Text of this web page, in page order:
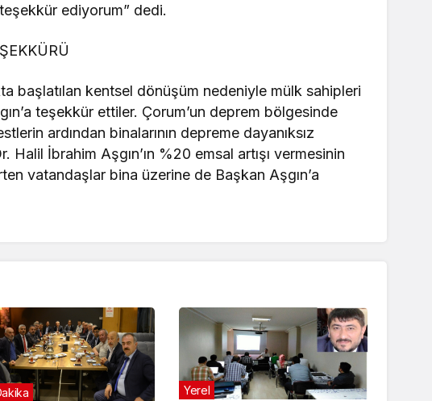
ediyorum” dedi.
başlatılan kentsel dönüşüm nedeniyle mülk sahipleri
teşekkür ettiler. Çorum’un deprem bölgesinde
ardından binalarının depreme dayanıksız
Halil İbrahim Aşgın’ın %20 emsal artışı vermesinin
vatandaşlar bina üzerine de Başkan Aşgın’a
Yerel